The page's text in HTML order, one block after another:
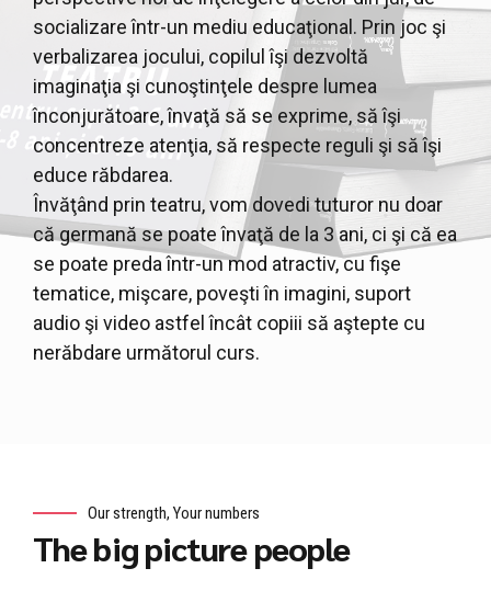
socializare într-un mediu educaţional. Prin joc şi
verbalizarea jocului, copilul îşi dezvoltă
imaginaţia şi cunoştinţele despre lumea
înconjurătoare, învaţă să se exprime, să îşi
concentreze atenţia, să respecte reguli şi să îşi
educe răbdarea.
Învăţând prin teatru, vom dovedi tuturor nu doar
că germană se poate învaţă de la 3 ani, ci şi că ea
se poate preda într-un mod atractiv, cu fişe
tematice, mişcare, poveşti în imagini, suport
audio şi video astfel încât copiii să aştepte cu
nerăbdare următorul curs.
Our strength, Your numbers
The big picture people